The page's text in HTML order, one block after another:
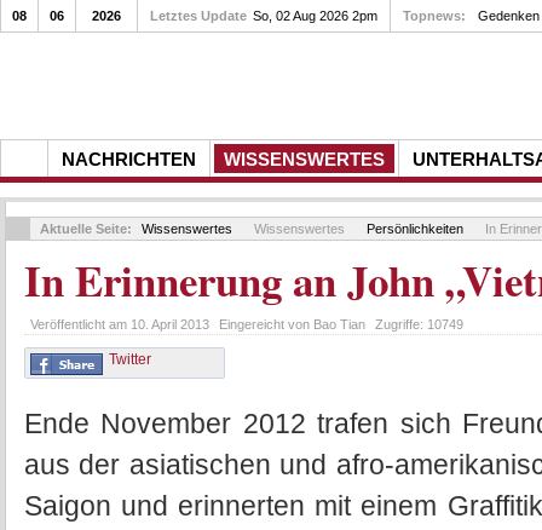
NACHRICHTEN WISSENSWERTES
08 06 2026 Letztes Update So, 02 Aug 2026 2pm Topnews:
Gedenkfeier zum 10. Todestag von Rupert Neudeck
Aktuelle Seite: Wissenswertes Wissenswertes Persönlichkeiten In
In Erinnerung an John
Veröffentlicht am 10. April 2013 Eingereicht von Bao Tian Zugriffe: 10749
Twitter
Ende November 2012 trafen sich
aus der asiatischen und afro-
Saigon und erinnerten mit einem